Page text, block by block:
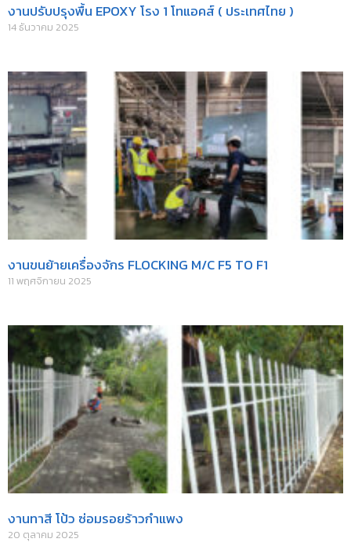
งานปรับปรุงพื้น EPOXY โรง 1 โทแอคส์ ( ประเทศไทย )
14 ธันวาคม 2025
งานขนย้ายเครื่องจักร FLOCKING M/C F5 TO F1
11 พฤศจิกายน 2025
งานทาสี โป้ว ซ่อมรอยร้าวกำแพง
20 ตุลาคม 2025